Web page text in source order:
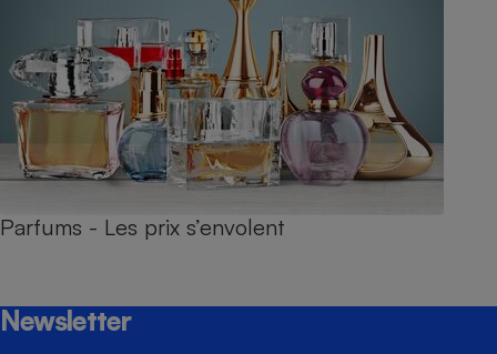
Parfums - Les prix s’envolent
Newsletter